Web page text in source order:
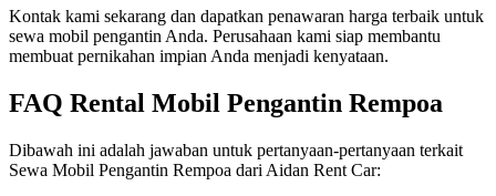
Kontak kami sekarang dan dapatkan penawaran harga terbaik untuk
sewa mobil pengantin Anda. Perusahaan kami siap membantu
membuat pernikahan impian Anda menjadi kenyataan.
FAQ Rental Mobil Pengantin Rempoa
Dibawah ini adalah jawaban untuk pertanyaan-pertanyaan terkait
Sewa Mobil Pengantin Rempoa dari Aidan Rent Car: